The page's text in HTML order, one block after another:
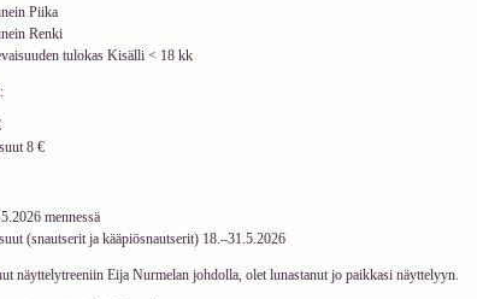
Piika
Renki
tulokas Kisälli < 18 kk
8 €
mennessä
(snautserit ja kääpiösnautserit) 18.–31.5.2026
näyttelytreeniin Eija Nurmelan johdolla, olet lunastanut jo paikkasi näyttelyyn.